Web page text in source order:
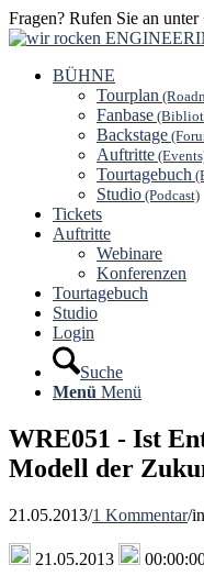
Fragen? Rufen Sie an
BÜHNE
Tourplan
Fanbase
Backstage
Auftritte
Tourtagebuch
Studio (Podcast)
Tickets
Auftritte
Webinare
Konferenzen
Tourtagebuch
Studio
Login
Suche
Menü Menü
WRE051 - Ist
Modell der
21.05.2013/1 Kommentar/in
21.05.2013